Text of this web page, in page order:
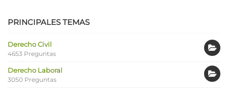
PRINCIPALES TEMAS
Derecho Civil
4653 Preguntas
Derecho Laboral
3050 Preguntas